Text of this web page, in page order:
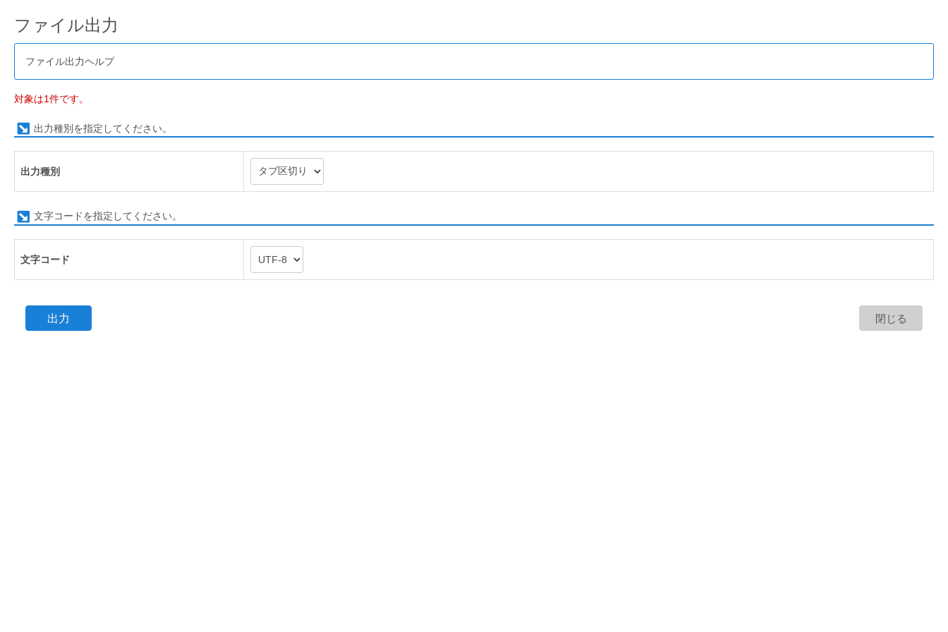
ファイル出力
ファイル出力ヘルプ
対象は1件です。
出力種別を指定してください。
出力種別
文字コードを指定してください。
文字コード